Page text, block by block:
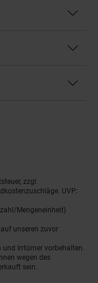
zzgl.
UVP:
Mengeneinheit)
unseren zuvor
Irrtümer vorbehalten.
wegen des
sein.